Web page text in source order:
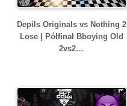
Depils Originals vs Nothing 2
Lose | Półfinał Bboying Old
2vs2…